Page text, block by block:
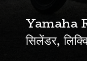
Yamaha
सिलेंडर,